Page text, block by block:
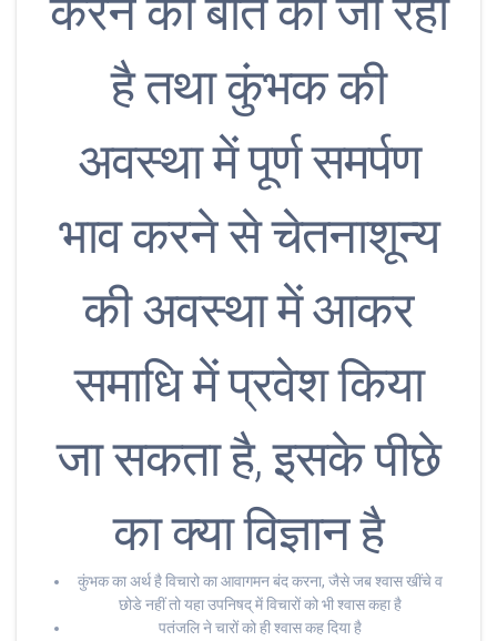
करने की बात की जा रही
है तथा कुंभक की
अवस्था में पूर्ण समर्पण
भाव करने से चेतनाशून्य
की अवस्था में आकर
समाधि में प्रवेश किया
जा सकता है, इसके पीछे
का क्या विज्ञान है
कुंभक का अर्थ है विचारो का आवागमन बंद करना, जैसे जब श्वास खींचे व
छोडे नहीं तो यहा उपनिषद् में विचारों को भी श्वास कहा है
पतंजलि ने चारों को ही श्वास कह दिया है